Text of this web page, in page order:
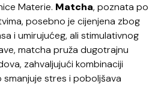
Materie. Matcha, poznata po
posebno je cijenjena zbog
i umirujućeg, ali stimulativnog
matcha pruža dugotrajnu
zahvaljujući kombinaciji
stres i poboljšava